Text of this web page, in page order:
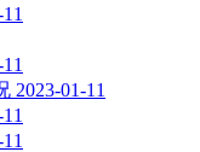
2023-01-11